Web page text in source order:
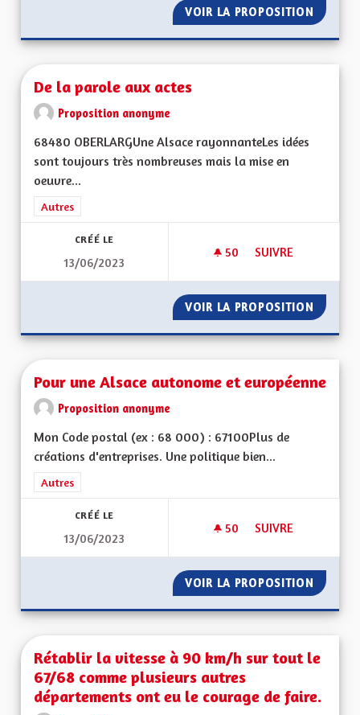
VOIR LA PROPOSITION
De la parole aux actes
Proposition anonyme
68480 OBERLARGUne Alsace rayonnanteLes idées
sont toujours très nombreuses mais la mise en
oeuvre...
Filtrer les résultats de la catégorie : Autres
Autres
CRÉÉ LE
13/06/2023
50 50 ABONNÉS
SUIVRE
VOIR LA PROPOSITION DE LA
Pour une Alsace autonome et européenne
Proposition anonyme
Mon Code postal (ex : 68 000) : 67100Plus de
créations d'entreprises. Une politique bien...
Filtrer les résultats de la catégorie : Autres
Autres
CRÉÉ LE
13/06/2023
50 50 ABONNÉS
SUIVRE
VOIR LA PROPOSITION POUR
Rétablir la vitesse à 90 km/h sur tout le
67/68 comme plusieurs autres
départements ont eu le courage de faire.